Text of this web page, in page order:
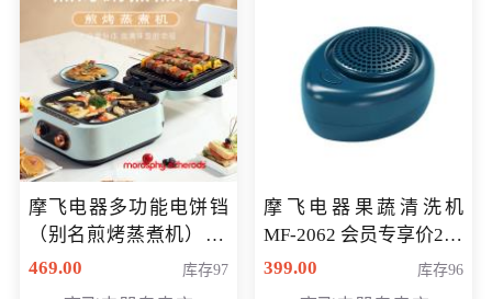
摩飞电器多功能电饼铛
（别名煎烤蒸煮机） 型
号MF-8888B 会员专享
469.00 库存97
摩飞电器果蔬清洗机
MF-2062 会员专享价268
元
399.00 库存96